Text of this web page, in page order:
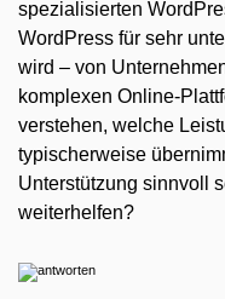
spezialisierten
WordPress für sehr
wird – von
komplexen Online-
verstehen, welche
typischerweise
Unterstützung sinnvoll
weiterhelfen?